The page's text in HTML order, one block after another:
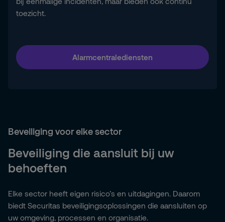
toezicht.
Alarmcentralediensten
Beveiliging voor elke sector
Beveiliging die aansluit bij uw
behoeften
Elke sector heeft eigen risico’s en uitdagingen. Daarom
biedt Securitas beveiligingsoplossingen die aansluiten op
uw omgeving, processen en organisatie.